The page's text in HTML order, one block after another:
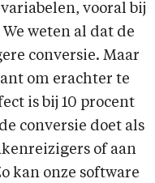
vooral bij
weten al dat de
conversie. Maar
om erachter te
is bij 10 procent
conversie doet als
of aan
kan onze software